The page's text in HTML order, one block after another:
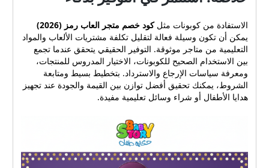
الاستفادة من كوبونات مثلكود خصم متجر العاب رمز (2026)
يمكن أن تكون وسيلة فعالة لتقليل تكلفة مشتريات الألعاب والمواد
التعليمية من متاجر موثوقة. التوفير الحقيقي يتحقق عندما تجمع
بين الاستخدام الصحيح للكوبونات، الاختيار المدروس للمنتجات،
ومعرفة سياسات الإرجاع والاسترداد. بتخطيط بسيط ومتابعة
الشروط، يمكنك تحقيق أفضل توازن بين القيمة والجودة عند تجهيز
هدايا الأطفال أو شراء وسائل تعليمية مفيدة.